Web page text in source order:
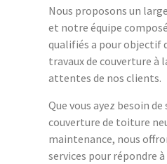
Nous proposons un
et notre équipe
qualifiés a pour objectif
travaux de couverture à
attentes de nos clients.
Que vous ayez besoin de
couverture de toiture
maintenance, nous
services pour répondre